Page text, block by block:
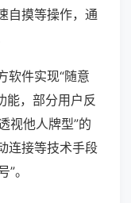
自摸等操作，通
软件实现“随意
能，部分用户反
视他人牌型”的
连接等技术手段
。